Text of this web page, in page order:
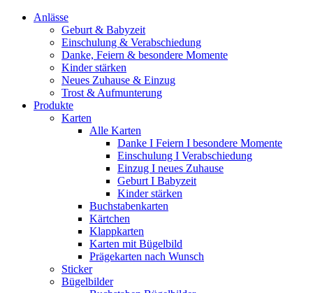
Anlässe
Geburt & Babyzeit
Einschulung & Verabschiedung
Danke, Feiern & besondere Momente
Kinder stärken
Neues Zuhause & Einzug
Trost & Aufmunterung
Produkte
Karten
Alle Karten
Danke I Feiern I besondere Momente
Einschulung I Verabschiedung
Einzug I neues Zuhause
Geburt I Babyzeit
Kinder stärken
Buchstabenkarten
Kärtchen
Klappkarten
Karten mit Bügelbild
Prägekarten nach Wunsch
Sticker
Bügelbilder